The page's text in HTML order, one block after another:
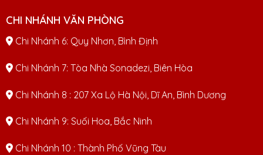
CHI NHÁNH VĂN PHÒNG
Chi Nhánh 6: Quy Nhơn, Bình Định
Chi Nhánh 7: Tòa Nhà Sonadezi, Biên Hòa
Chi Nhánh 8 : 207 Xa Lộ Hà Nội, Dĩ An, Bình Dương
Chi Nhánh 9: Suối Hoa, Bắc Ninh
Chi Nhánh 10 : Thành Phố Vũng Tàu